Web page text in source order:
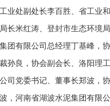
业处副处长李百胜、省工业
长米红涛、登封市生态环境
团有限公司总经理丁基峰，
孙良，协会副会长、洛阳理
司党委书记、董事长郑波，
，河南省湖波水泥集团有限